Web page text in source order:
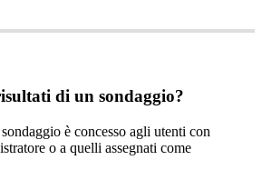
di un sondaggio?
sondaggio è concesso agli utenti con
o a quelli assegnati come